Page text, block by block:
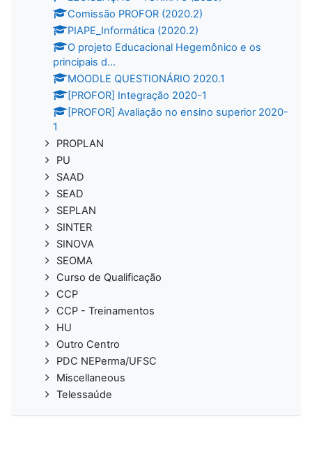
Comissão PROFOR (2020.2)
PIAPE_Informática (2020.2)
O projeto Educacional Hegemônico e os
principais d...
MOODLE QUESTIONÁRIO 2020.1
[PROFOR] Integração 2020-1
[PROFOR] Avaliação no ensino superior 2020-
1
PROPLAN
PU
SAAD
SEAD
SEPLAN
SINTER
SINOVA
SEOMA
Curso de Qualificação
CCP
CCP - Treinamentos
HU
Outro Centro
PDC NEPerma/UFSC
Miscellaneous
Telessaúde